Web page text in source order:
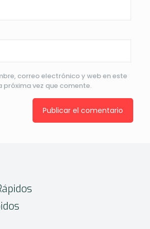
correo electrónico y web en este
vez que comente.